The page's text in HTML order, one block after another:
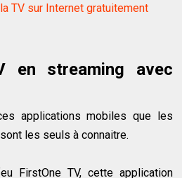
TV sur Internet gratuitement
en streaming avec
applications mobiles que les
sont les seuls à connaitre.
FirstOne TV, cette application